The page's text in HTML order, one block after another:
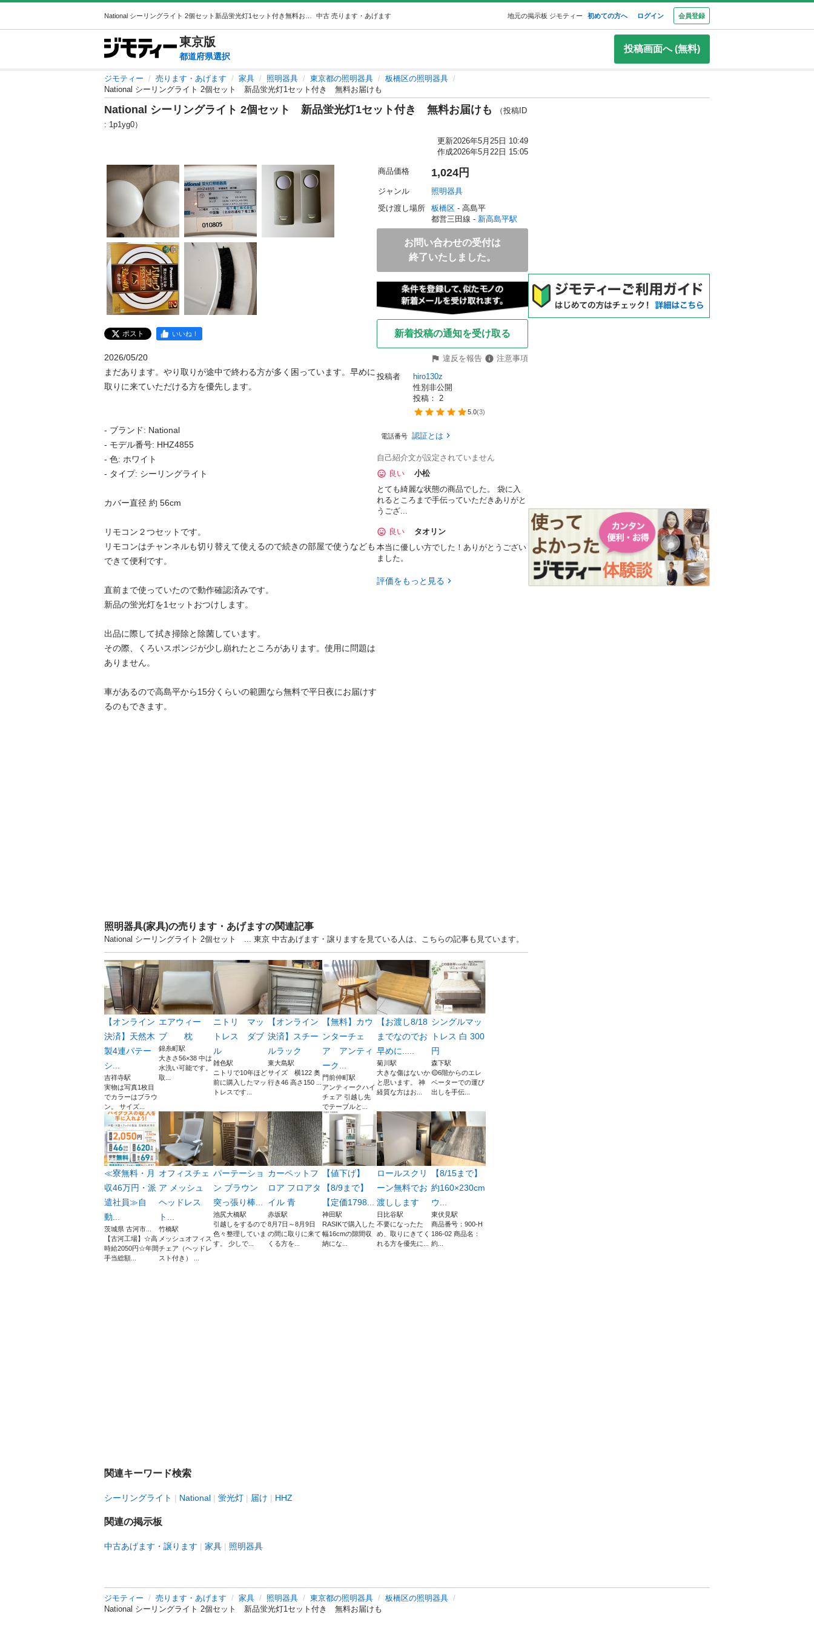
中古 売ります・あげます 地元の掲示板 ジモティー 初めての方へ ログイン 会員登録
東京版
都道府県選択
投稿画面へ (無料)
ジモティー 売ります・あげます 家具 照明器具 東京都の照明器具
板橋区の照明器具
National シーリングライト 2個セット 新品蛍光灯1セット付き 無料お届けも
National シーリングライト 2個セット 新品蛍光灯1セット付き 無料お届けも
（投稿ID
: 1p1yg0）
更新2026年5月25日 10:49
作成2026年5月22日 15:05
ポスト いいね！
2026/05/20
まだあります。やり取りが途中で終わる方が多く困っています。早めに
取りに来ていただける方を優先します。
- ブランド: National
- モデル番号: HHZ4855
- 色: ホワイト
- タイプ: シーリングライト
カバー直径 約 56cm
リモコン２つセットです。
リモコンはチャンネルも切り替えて使えるので続きの部屋で使うなども
できて便利です。
直前まで使っていたので動作確認済みです。
新品の蛍光灯を1セットおつけします。
出品に際して拭き掃除と除菌しています。
その際、くろいスポンジが少し崩れたところがあります。使用に問題は
ありません。
車があるので高島平から15分くらいの範囲なら無料で平日夜にお届けす
るのもできます。
商品価格 1,024円
ジャンル
照明器具
受け渡し場所
板橋区 - 高島平
都営三田線 - 新高島平駅
お問い合わせの受付は
終了いたしました。
新着投稿の通知を受け取る
違反を報告
注意事項
投稿者
hiro130z
性別非公開
投稿： 2
5.0(3)
電話番号 認証とは
自己紹介文が設定されていません
良い
小松
とても綺麗な状態の商品でした。 袋に入
れるところまで手伝っていただきありがと
うござ...
良い
タオリン
本当に優しい方でした！ありがとうござい
ました。
評価をもっと見る
照明器具(家具)の売ります・あげますの関連記事
National シーリングライト 2個セット ... 東京 中古あげます・譲りますを見ている人は、こちらの記事も見ています。
【オンライン
決済】天然木
製4連パテー
シ...
吉祥寺駅
実物は写真1枚目
でカラーはブラウ
ン。 サイズ...
エアウィー
ブ 枕
錦糸町駅
大きさ56×38 中は
水洗い可能です。
取...
ニトリ マッ
トレス ダブ
ル
雑色駅
ニトリで10年ほど
前に購入したマッ
トレスです...
【オンライン
決済】スチー
ルラック
東大島駅
サイズ 横122 奥
行き46 高さ150 ...
【無料】カウ
ンターチェ
ア アンティ
ーク...
門前仲町駅
アンティークハイ
チェア 引越し先
でテーブルと...
【お渡し8/18
までなのでお
早めに.....
菊川駅
大きな傷はないか
と思います。 神
経質な方はお...
シングルマッ
トレス 白 300
円
森下駅
🟡6階からのエレ
ベーターでの運び
出しを手伝...
≪寮無料・月
収46万円・派
遣社員≫自
動...
茨城県 古河市...
【古河工場】☆高
時給2050円☆年間
手当総額...
オフィスチェ
ア メッシュ
ヘッドレス
ト...
竹橋駅
メッシュオフィス
チェア（ヘッドレ
スト付き） ...
パーテーショ
ン ブラウン
突っ張り棒...
池尻大橋駅
引越しをするので
色々整理していま
す。 少しで...
カーペットフ
ロア フロアタ
イル 青
赤坂駅
8月7日～8月9日
の間に取りに来て
くる方を...
【値下げ】
【8/9まで】
【定価1798...
神田駅
RASIKで購入した
幅16cmの隙間収
納にな...
ロールスクリ
ーン無料でお
渡しします
日比谷駅
不要になったた
め、取りにきてく
れる方を優先に...
【8/15まで】
約160×230cm
ウ...
東伏見駅
商品番号：900-H
186-02 商品名：
約...
関連キーワード検索
シーリングライト National 蛍光灯 届け HHZ
関連の掲示板
中古あげます・譲ります 家具 照明器具
ジモティー 売ります・あげます 家具 照明器具 東京都の照明器具
板橋区の照明器具
National シーリングライト 2個セット 新品蛍光灯1セット付き 無料お届けも